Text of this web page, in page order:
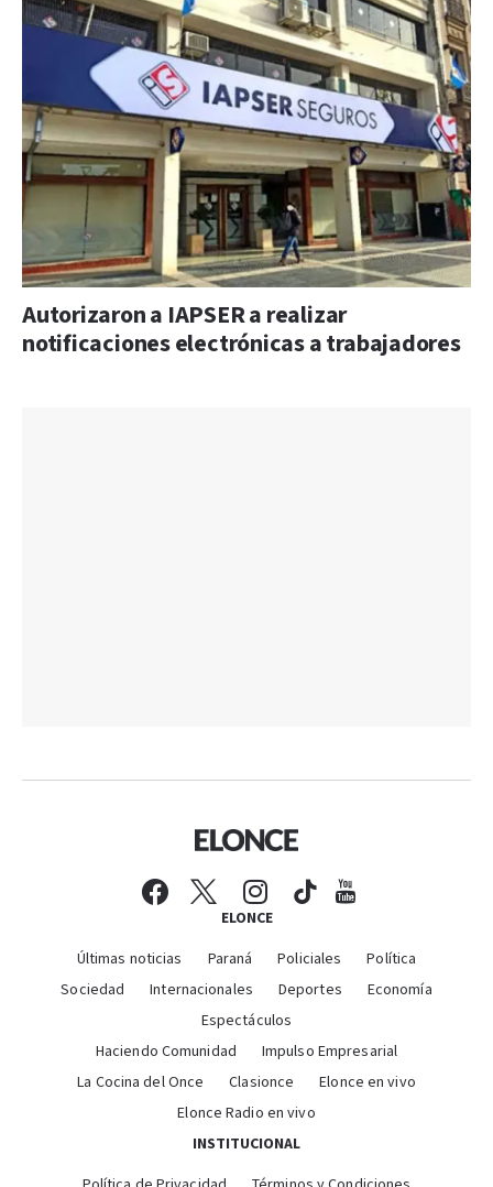
Autorizaron a IAPSER a realizar
notificaciones electrónicas a trabajadores
ELONCE
Últimas noticias Paraná Policiales
Política
Sociedad
Internacionales Deportes
Economía
Espectáculos
Haciendo Comunidad
Impulso Empresarial
La Cocina del Once
Clasionce
Elonce en vivo
Elonce Radio en vivo
INSTITUCIONAL